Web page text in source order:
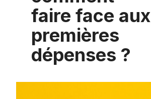
faire face aux
premières
dépenses ?